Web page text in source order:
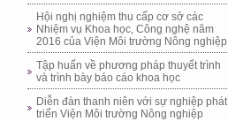
Hội nghị nghiệm thu cấp cơ sở các
Nhiệm vụ Khoa học, Công nghệ năm
2016 của Viện Môi trường Nông nghiệp
Tập huấn về phương pháp thuyết trình
và trình bày báo cáo khoa học
Diễn đàn thanh niên với sự nghiệp phát
triển Viện Môi trường Nông nghiệp